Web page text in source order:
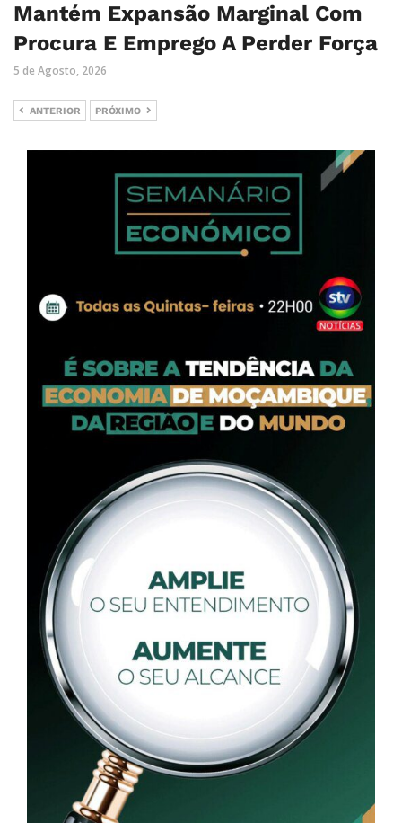
Mantém Expansão Marginal Com
Procura E Emprego A Perder Força
5 de Agosto, 2026
ANTERIOR PRÓXIMO